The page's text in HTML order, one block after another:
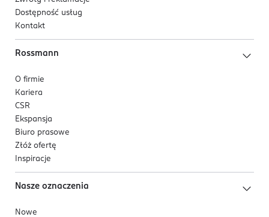
Dostępność usług
Kontakt
Rossmann
O firmie
Kariera
CSR
Ekspansja
Biuro prasowe
Złóż ofertę
Inspiracje
Nasze oznaczenia
Nowe